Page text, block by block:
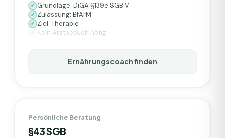
Grundlage: DiGA §139e SGB V
Zulassung: BfArM
Ziel: Therapie
Kein Arztbesuch nötig
Ernährungscoach finden
Persönliche Beratung
§43 SGB